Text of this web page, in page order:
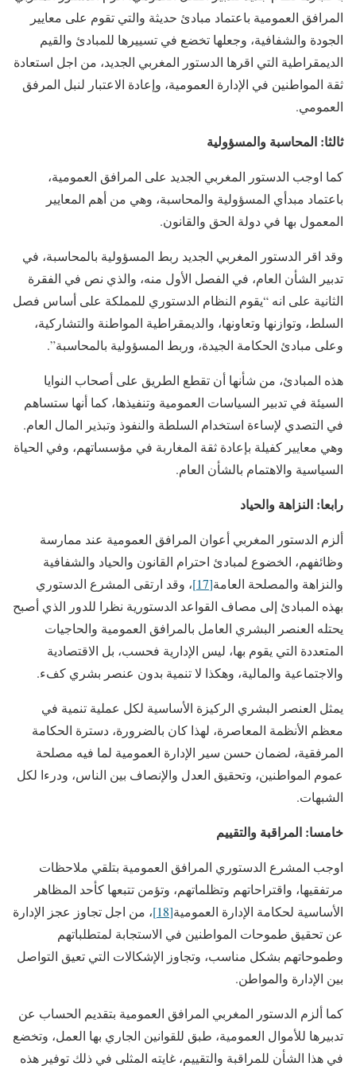
المرافق العمومية باعتماد مبادئ حديثة والتي تقوم على معايير
الجودة والشفافية، وجعلها تخضع في تسييرها للمبادئ والقيم
الديمقراطية التي اقرها الدستور المغربي الجديد، من اجل استعادة
ثقة المواطنين في الإدارة العمومية، وإعادة الاعتبار لنبل المرفق
العمومي.
ثالثا: المحاسبة والمسؤولية
كما اوجب الدستور المغربي الجديد على المرافق العمومية،
باعتماد مبدأي المسؤولية والمحاسبة، وهي من أهم المعايير
المعمول بها في دولة الحق والقانون.
وقد اقر الدستور المغربي الجديد ربط المسؤولية بالمحاسبة، في
تدبير الشأن العام، في الفصل الأول منه، والذي نص في الفقرة
الثانية على انه “يقوم النظام الدستوري للمملكة على أساس فصل
السلط، وتوازنها وتعاونها، والديمقراطية المواطنة والتشاركية،
وعلى مبادئ الحكامة الجيدة، وربط المسؤولية بالمحاسبة”.
هذه المبادئ، من شأنها أن تقطع الطريق على أصحاب النوايا
السيئة في تدبير السياسات العمومية وتنفيذها، كما أنها ستساهم
في التصدي لإساءة استخدام السلطة والنفوذ وتبذير المال العام.
وهي معايير كفيلة بإعادة ثقة المغاربة في مؤسساتهم، وفي الحياة
السياسية والاهتمام بالشأن العام.
رابعا: النزاهة والحياد
ألزم الدستور المغربي أعوان المرافق العمومية عند ممارسة
وظائفهم، الخضوع لمبادئ احترام القانون والحياد والشفافية
والنزاهة والمصلحة العامة[17]
، وقد ارتقى المشرع الدستوري
بهذه المبادئ إلى مصاف القواعد الدستورية نظرا للدور الذي أصبح
يحتله العنصر البشري العامل بالمرافق العمومية والحاجيات
المتعددة التي يقوم بها، ليس الإدارية فحسب، بل الاقتصادية
والاجتماعية والمالية، وهكذا لا تنمية بدون عنصر بشري كفء.
يمثل العنصر البشري الركيزة الأساسية لكل عملية تنمية في
معظم الأنظمة المعاصرة، لهذا كان بالضرورة، دسترة الحكامة
المرفقية، لضمان حسن سير الإدارة العمومية لما فيه مصلحة
عموم المواطنين، وتحقيق العدل والإنصاف بين الناس، ودرءا لكل
الشبهات.
خامسا: المراقبة والتقييم
اوجب المشرع الدستوري المرافق العمومية بتلقي ملاحظات
مرتفقيها، واقتراحاتهم وتظلماتهم، وتؤمن تتبعها كأحد المظاهر
الأساسية لحكامة الإدارة العمومية[18]
، من اجل تجاوز عجز الإدارة
عن تحقيق طموحات المواطنين في الاستجابة لمتطلباتهم
وطموحاتهم بشكل مناسب، وتجاوز الإشكالات التي تعيق التواصل
بين الإدارة والمواطن.
كما ألزم الدستور المغربي المرافق العمومية بتقديم الحساب عن
تدبيرها للأموال العمومية، طبق للقوانين الجاري بها العمل، وتخضع
في هذا الشأن للمراقبة والتقييم، غايته المثلى في ذلك توفير هذه